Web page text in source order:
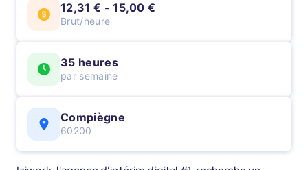
12,31 € - 15,00 €
Brut/heure
35 heures
par semaine
Compiègne
60200